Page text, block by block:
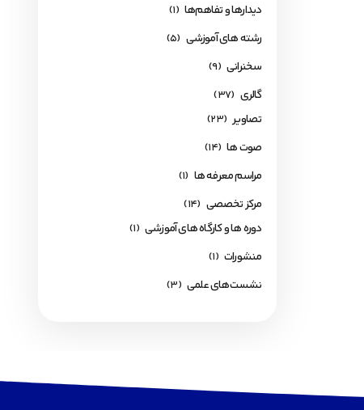
دیدارها و تفاهم‌ها (1)
رشته های آموزشی (5)
سخنرانی (9)
گالری (37)
تصاویر (23)
صوت ها (14)
مراسم معرفه ها (1)
مرکز تخصصی (14)
دوره ها و کارگاه های آموزشی (1)
منشورات (1)
نشست‌های علمی (3)